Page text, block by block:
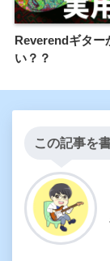
Reverendギター
い？？
この記事を